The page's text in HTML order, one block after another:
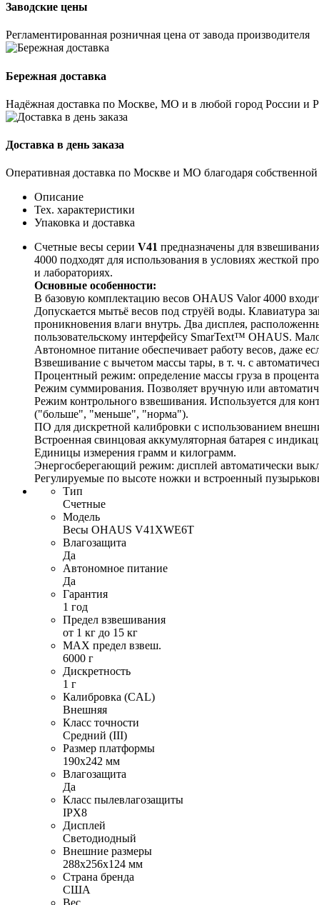
Заводские цены
Регламентированная розничная цена от завода производителя
Бережная доставка
Надёжная доставка по Москве, МО и в любой город России и
Доставка в день заказа
Оперативная доставка по Москве и МО благодаря
Описание
Тех. характеристики
Упаковка и доставка
Счетные весы серии V41 предназначены для
4000 подходят для использования в условиях жесткой
и лабораториях.
Основные особенности:
В базовую комплектацию весов OHAUS Valor 4000
Допускается мытьё весов под струёй воды. Клавиатура
проникновения влаги внутрь. Два дисплея,
пользовательскому интерфейсу SmarText™ OHAUS.
Автономное питание обеспечивает работу весов, даже
Взвешивание с вычетом массы тары, в т. ч. с
Процентный режим: определение массы груза в
Режим суммирования. Позволяет вручную или
Режим контрольного взвешивания. Используется для
("больше", "меньше", "норма").
ПО для дискретной калибровки с использованием
Встроенная свинцовая аккумуляторная батарея с
Единицы измерения грамм и килограмм.
Энергосберегающий режим: дисплей автоматически
Регулируемые по высоте ножки и встроенный
Тип
Счетные
Модель
Весы OHAUS V41XWE6T
Влагозащита
Да
Автономное питание
Да
Гарантия
1 год
Предел взвешивания
от 1 кг до 15 кг
MAX предел взвеш.
6000 г
Дискретность
1 г
Калибровка (CAL)
Внешняя
Класс точности
Средний (III)
Размер платформы
190х242 мм
Влагозащита
Да
Класс пылевлагозащиты
IPX8
Дисплей
Светодиодный
Внешние размеры
288х256х124 мм
Страна бренда
США